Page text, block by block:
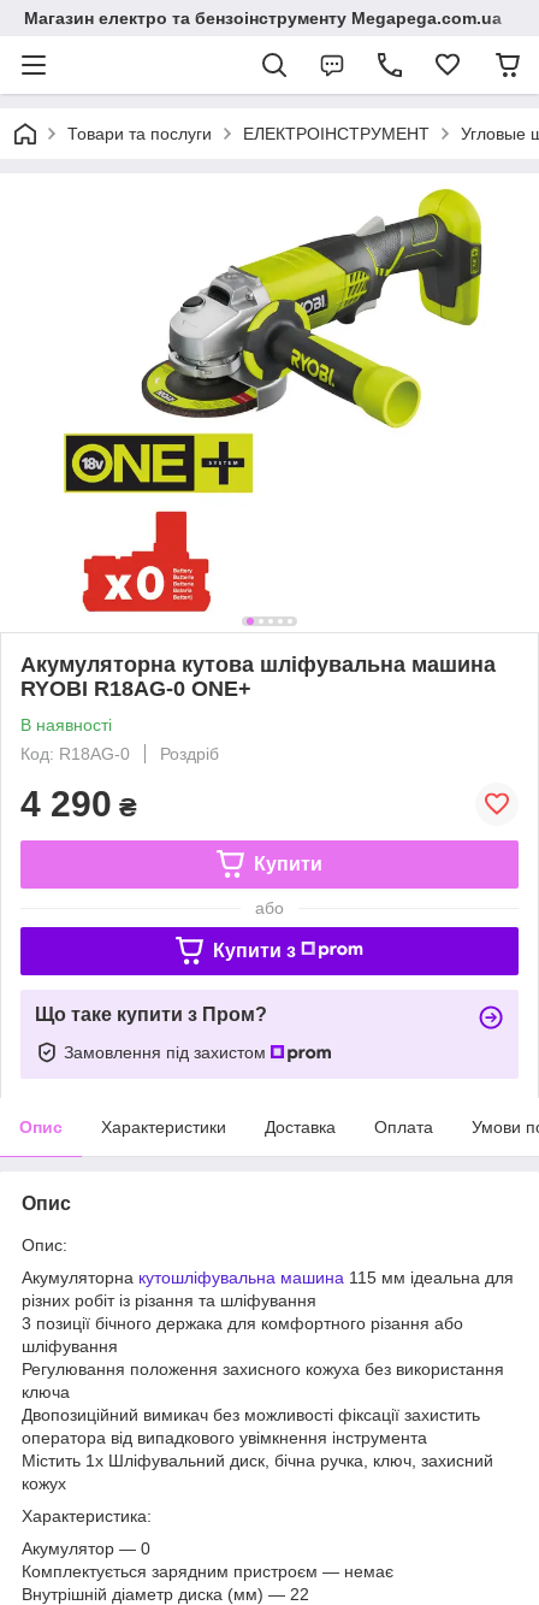
Магазин електро та бензоінструменту Megapega.com.ua
Товари та послуги ЕЛЕКТРОІНСТРУМЕНТ Угловые
Акумуляторна кутова шліфувальна машина
RYOBI R18AG-0 ONE+
В наявності
Код: R18AG-0
Роздріб
4 290 ₴
Купити
або
Купити з
Що таке купити з Пром?
Замовлення під захистом
Опис Характеристики Доставка Оплата Умови
Опис
Опис:
Акумуляторна кутошліфувальна машина 115 мм ідеальна для
різних робіт із різання та шліфування
3 позиції бічного держака для комфортного різання або
шліфування
Регулювання положення захисного кожуха без використання
ключа
Двопозиційний вимикач без можливості фіксації захистить
оператора від випадкового увімкнення інструмента
Містить 1х Шліфувальний диск, бічна ручка, ключ, захисний
кожух
Характеристика:
Акумулятор — 0
Комплектується зарядним пристроєм — немає
Внутрішній діаметр диска (мм) — 22